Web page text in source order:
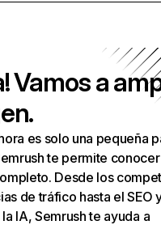
Vamos a
es solo una pequeña
te permite
Desde los
de tráfico hasta el SEO
IA, Semrush te ayuda a